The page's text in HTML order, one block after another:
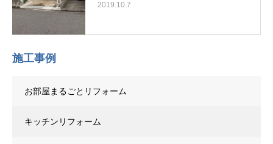
2019.10.7
施工事例
お部屋まるごとリフォーム
キッチンリフォーム